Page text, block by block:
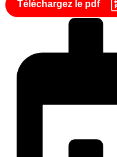
Téléchargez le pdf